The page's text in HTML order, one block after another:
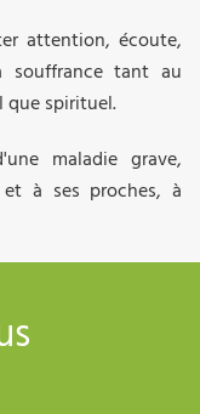
attention, écoute,
souffrance tant au
que spirituel.
maladie grave,
à ses proches, à